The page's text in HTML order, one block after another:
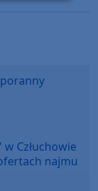
strona
Człuchowie
najmu